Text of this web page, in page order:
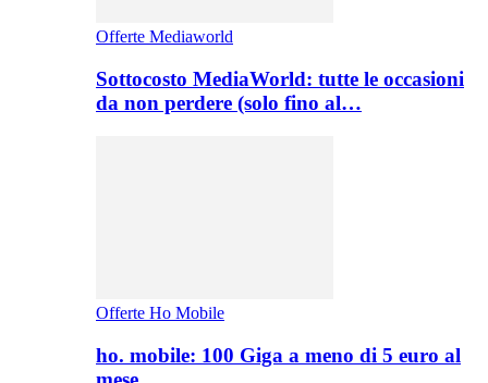
Offerte Mediaworld
Sottocosto MediaWorld: tutte le occasioni
da non perdere (solo fino al…
Offerte Ho Mobile
ho. mobile: 100 Giga a meno di 5 euro al